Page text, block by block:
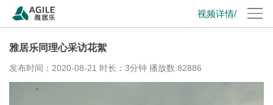
视频详情/
雅居乐同理心采访花絮
发布时间：2020-08-21 时长：3分钟 播放数:82886